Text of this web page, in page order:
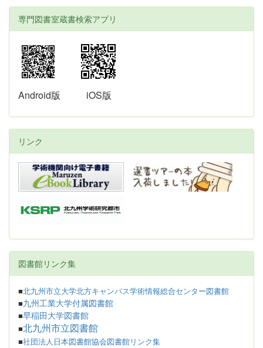
専門図書室蔵書検索アプリ
Android版 iOS版
リンク
図書館リンク集
■北九州市立大学北方キャンパス学術情報総合センター図書館
■九州工業大学付属図書館
■早稲田大学図書館
■北九州市立図書館
■社団法人日本図書館協会図書館リンク集